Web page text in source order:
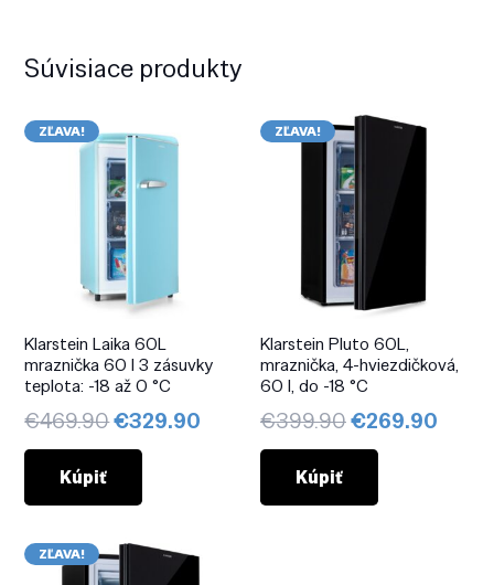
Súvisiace produkty
ZĽAVA!
Klarstein Laika 60L
mraznička 60 l 3 zásuvky
teplota: -18 až 0 °C
€469.90Pôvodná
cena
€469.90.
€329.90 Aktuálna
€329.90.
Kúpiť
ZĽAVA!
Klarstein Pluto 60L,
mraznička, 4-hviezdičková,
60 l, do -18 °C
€399.90Pôvodná
cena
€399.90.
€269.90
Kúpiť
ZĽAVA!